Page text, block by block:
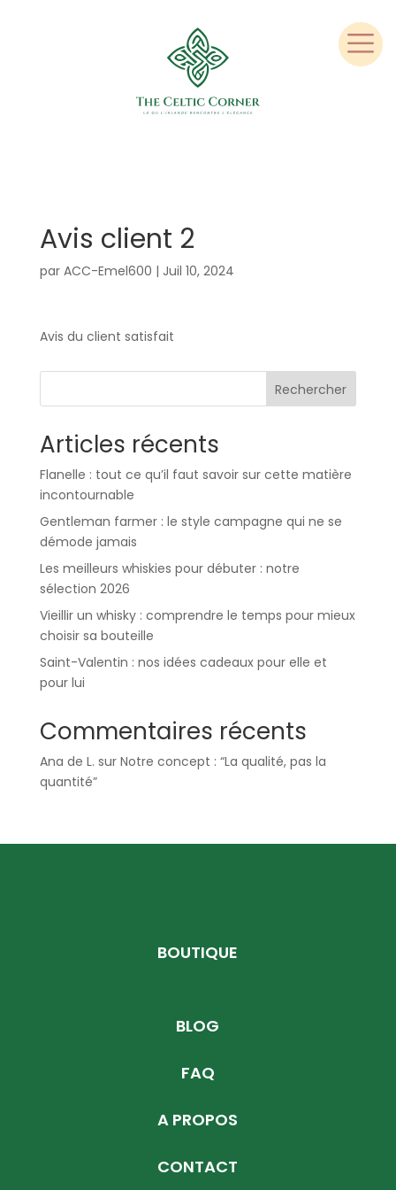
Avis client 2
par ACC-Emel600 | Juil 10, 2024
Avis du client satisfait
Rechercher
Articles récents
Flanelle : tout ce qu’il faut savoir sur cette matière
incontournable
Gentleman farmer : le style campagne qui ne se
démode jamais
Les meilleurs whiskies pour débuter : notre
sélection 2026
Vieillir un whisky : comprendre le temps pour mieux
choisir sa bouteille
Saint-Valentin : nos idées cadeaux pour elle et
pour lui
Commentaires récents
Ana de L. sur Notre concept : “La qualité, pas la
quantité”
BOUTIQUE
BLOG
FAQ
A PROPOS
CONTACT